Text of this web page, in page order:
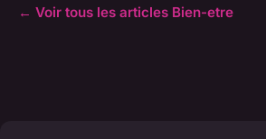
← Voir tous les articles Bien-etre